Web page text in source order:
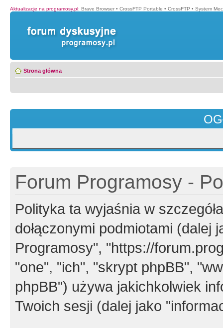
Aktualizacje na programosy.pl: Brave Browser • CrossFTP Portable • CrossFTP • System
Strona główna
Forum Programosy -
Polityka ta wyjaśnia w
dołączonymi podmiotami (dalej
Programosy", "https://
"one", "ich", "skrypt phpBB",
phpBB") używa jakichkolwiek
Twoich sesji (dalej jako